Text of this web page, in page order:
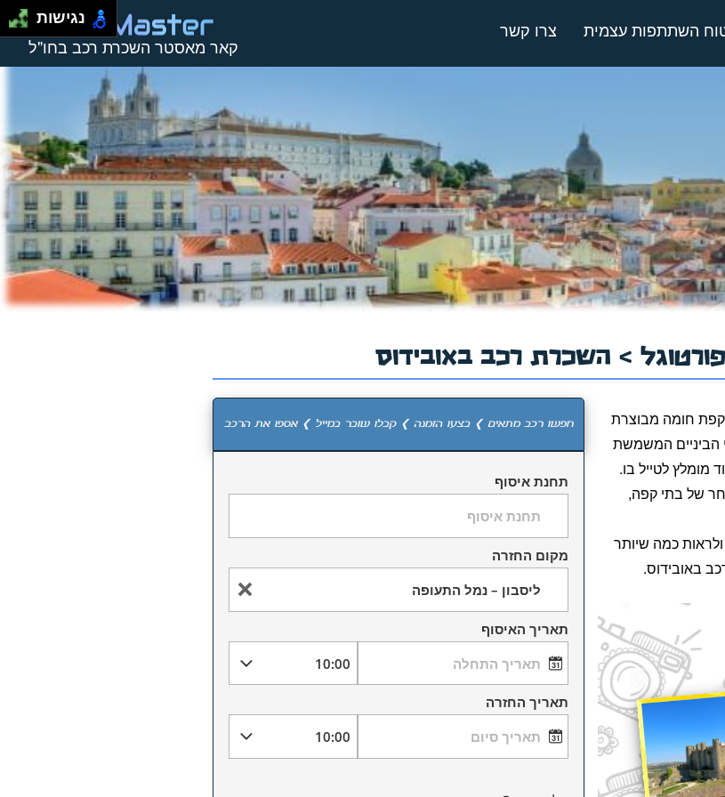
קאר מאסטר השכרת רכב בחו"ל
צרו קשר השתתפות עצמית
> השכרת רכב באובידוס
חפשו רכב מתאים ❯ בצעו הזמנה ❯ קבלו שובר במייל ❯ אספו את הרכב
תחנת איסוף
מקום החזרה
תאריך האיסוף
תאריך החזרה
חומה מבוצרת
הביניים המשמשת
מומלץ לטייל בו.
של בתי קפה,
ולראות כמה שיותר
באובידוס.
נגישות